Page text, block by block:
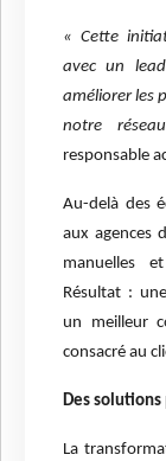
« Cette
avec un
améliorer les
notre
responsable
Au-delà des
aux agences
manuelles
Résultat :
un meilleur
consacré au
Des solutions
La